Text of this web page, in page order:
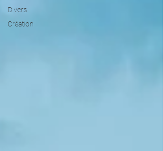
Divers
Création